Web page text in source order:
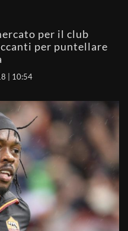
per il club
per puntellare
| 10:54